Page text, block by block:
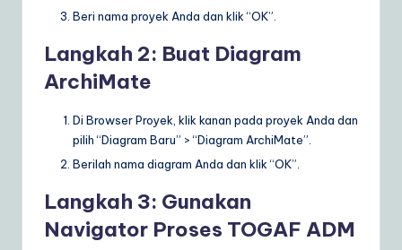
Beri nama proyek Anda dan klik “OK”.
Langkah 2: Buat Diagram
ArchiMate
Di Browser Proyek, klik kanan pada proyek Anda dan
pilih “Diagram Baru” > “Diagram ArchiMate”.
Berilah nama diagram Anda dan klik “OK”.
Langkah 3: Gunakan
Navigator Proses TOGAF ADM